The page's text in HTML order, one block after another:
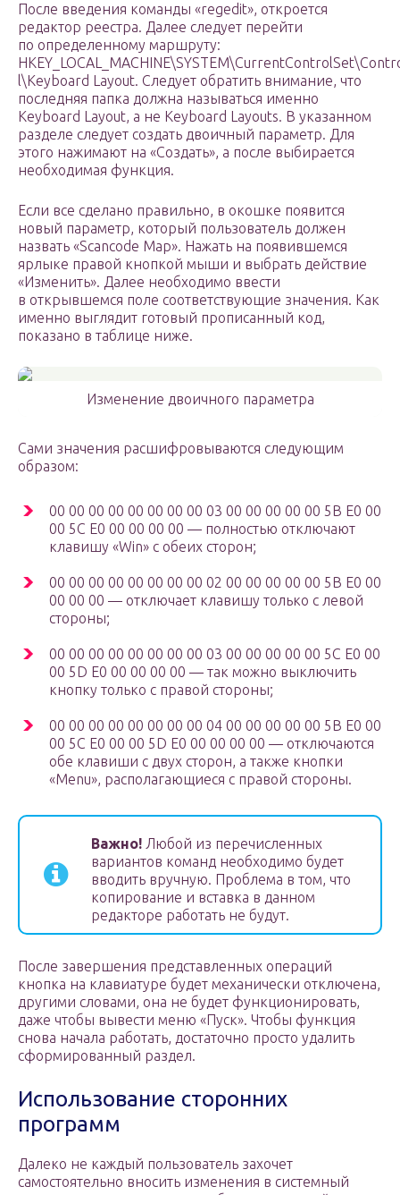
После введения команды «regedit», откроется
редактор реестра. Далее следует перейти
по определенному маршруту:
l\Keyboard Layout. Следует обратить внимание, что
последняя папка должна называться именно
Keyboard Layout, а не Keyboard Layouts. В указанном
разделе следует создать двоичный параметр. Для
этого нажимают на «Создать», а после выбирается
необходимая функция.
Если все сделано правильно, в окошке появится
новый параметр, который пользователь должен
назвать «Scancode Map». Нажать на появившемся
ярлыке правой кнопкой мыши и выбрать действие
«Изменить». Далее необходимо ввести
в открывшемся поле соответствующие значения. Как
именно выглядит готовый прописанный код,
показано в таблице ниже.
Изменение двоичного параметра
Сами значения расшифровываются следующим
образом:
00 00 00 00 00 00 00 00 03 00 00 00 00 00 5B E0 00
00 5C E0 00 00 00 00 — полностью отключают
клавишу «Win» с обеих сторон;
00 00 00 00 00 00 00 00 02 00 00 00 00 00 5B E0 00
00 00 00 — отключает клавишу только с левой
стороны;
00 00 00 00 00 00 00 00 03 00 00 00 00 00 5C E0 00
00 5D E0 00 00 00 00 — так можно выключить
кнопку только с правой стороны;
00 00 00 00 00 00 00 00 04 00 00 00 00 00 5B E0 00
00 5C E0 00 00 5D E0 00 00 00 00 — отключаются
обе клавиши с двух сторон, а также кнопки
«Menu», располагающиеся с правой стороны.
Важно! Любой из перечисленных
вариантов команд необходимо будет
вводить вручную. Проблема в том, что
копирование и вставка в данном
редакторе работать не будут.
После завершения представленных операций
кнопка на клавиатуре будет механически отключена,
другими словами, она не будет функционировать,
даже чтобы вывести меню «Пуск». Чтобы функция
снова начала работать, достаточно просто удалить
сформированный раздел.
Использование сторонних
программ
Далеко не каждый пользователь захочет
самостоятельно вносить изменения в системный